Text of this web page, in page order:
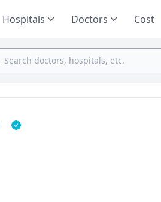
Hospitals Doctors Cost